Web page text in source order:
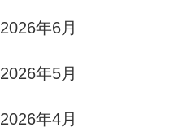
2026年6月
2026年5月
2026年4月